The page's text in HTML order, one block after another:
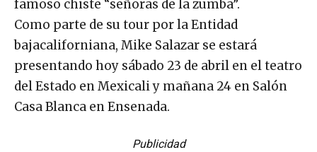
famoso chiste “señoras de la zumba”.
Como parte de su tour por la Entidad
bajacaliforniana, Mike Salazar se estará
presentando hoy sábado 23 de abril en el teatro
del Estado en Mexicali y mañana 24 en Salón
Casa Blanca en Ensenada.
Publicidad